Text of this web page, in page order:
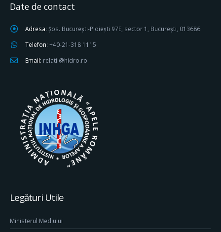
Date de contact
Adresa: Șos. București-Ploiești 97E, sector 1, București, 013686
Telefon: +40-21-318 1115
Email: relatii@hidro.ro
Legături Utile
Ministerul Mediului